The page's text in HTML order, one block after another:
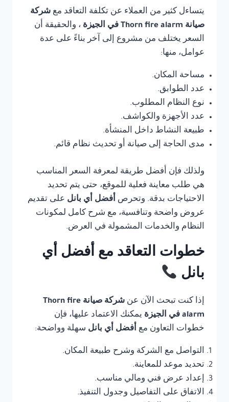
يتساءل كثير من العملاء عن تكلفة التعاقد مع شركة
صيانة Thorn fire alarm في الجيزة
، والحقيقة أن
السعر يختلف من مشروع إلى آخر بناءً على عدة
عوامل، منها:
مساحة المكان.
عدد الطوابق.
نوع النظام المطلوب.
عدد الأجهزة والكواشف.
طبيعة النشاط داخل المنشأة.
مدى الحاجة إلى صيانة أو تحديث نظام قائم.
ولذلك فإن أفضل طريقة لمعرفة السعر المناسب
هي طلب معاينة فعلية للموقع، حتى يتم تحديد
الاحتياجات بدقة. وتحرص أفضل أي بانل على تقديم
عروض واضحة وتنافسية، مع شرح كامل لمكونات
النظام والخدمات المشمولة في العرض.
خطوات التعاقد مع أفضل أي
بانل
إذا كنت تبحث الآن عن
شركة صيانة Thorn fire
alarm في الجيزة
يمكنك الاعتماد عليها، فإن
خطوات التعاون مع أفضل أي بانل سهلة وواضحة:
التواصل مع الشركة وشرح طبيعة المكان.
تحديد موعد للمعاينة.
إعداد عرض فني ومالي مناسب.
الاتفاق على التفاصيل وجدول التنفيذ.